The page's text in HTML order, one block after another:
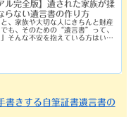
ル完全版】遺された家族が揉
らない遺言書の作り方
と、家族や大切な人にきちんと財産
も、そのための“遺言書”って、
そんな不安を抱えている方はいま
書きする自筆証書遺言書の